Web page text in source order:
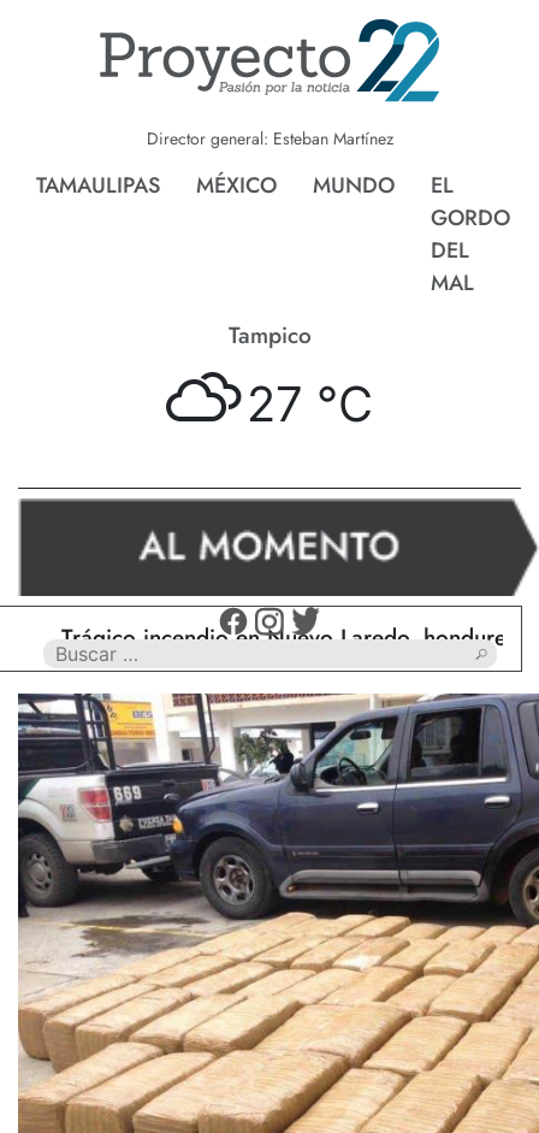
Director general: Esteban Martínez
TAMAULIPAS MÉXICO MUNDO
EL
GORDO
DEL
MAL
Tampico
27 °C
Trágico incendio en Nuevo Laredo, hondureño